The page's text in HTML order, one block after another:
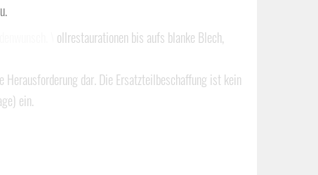
Vollrestaurationen bis aufs blanke Blech,
dar. Die Ersatzteilbeschaffung ist kein
ein.